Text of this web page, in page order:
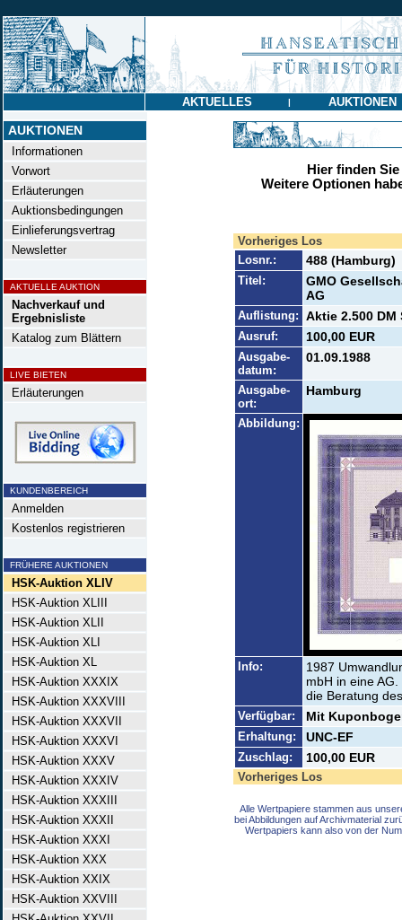
AKTUELLES | AUKTIONEN
AUKTIONEN
Informationen
Vorwort
Erläuterungen
Auktionsbedingungen
Einlieferungsvertrag
Newsletter
AKTUELLE AUKTION
Nachverkauf und
Ergebnisliste
Katalog zum Blättern
LIVE BIETEN
Erläuterungen
KUNDENBEREICH
Anmelden
Kostenlos registrieren
FRÜHERE AUKTIONEN
HSK-Auktion XLIV
HSK-Auktion XLIII
HSK-Auktion XLII
HSK-Auktion XLI
HSK-Auktion XL
HSK-Auktion XXXIX
HSK-Auktion XXXVIII
HSK-Auktion XXXVII
HSK-Auktion XXXVI
HSK-Auktion XXXV
HSK-Auktion XXXIV
HSK-Auktion XXXIII
HSK-Auktion XXXII
HSK-Auktion XXXI
HSK-Auktion XXX
HSK-Auktion XXIX
HSK-Auktion XXVIII
Hier finden
Weitere Optionen
Vorheriges Los
Losnr.:
488 (Hamburg)
Titel:
GMO
AG
Auflistung: Aktie 2.500 DM
Ausruf: 100,00 EUR
Ausgabe-
datum:
01.09.1988
Ausgabe-
ort:
Hamburg
Abbildung:
Info:
1987
mbH in eine
die Beratung
Verfügbar: Mit
Erhaltung: UNC-EF
Zuschlag: 100,00 EUR
Vorheriges Los
Alle Wertpapiere stammen aus
bei Abbildungen auf Archivmaterial
Wertpapiers kann also von der